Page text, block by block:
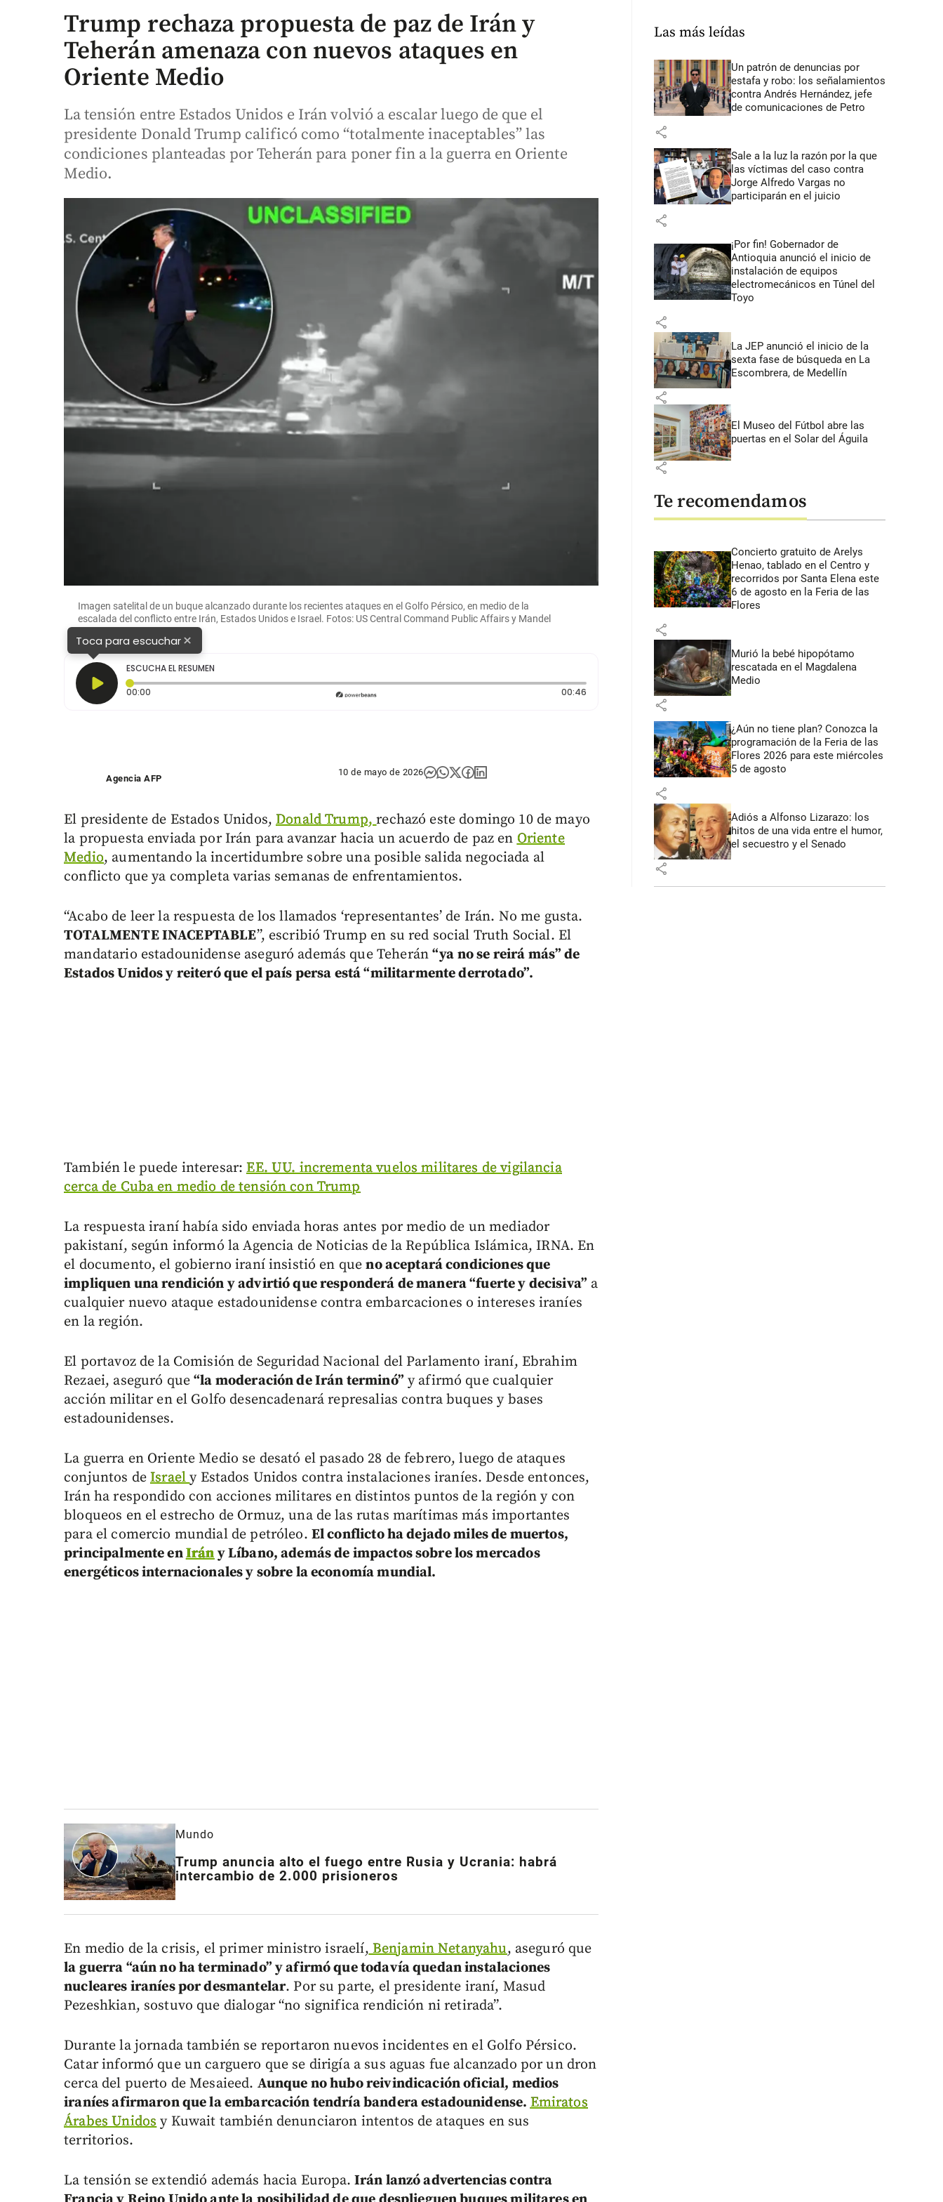
Trump rechaza propuesta de paz de Irán y
Teherán amenaza con nuevos ataques en
Oriente Medio
La tensión entre Estados Unidos e Irán volvió a escalar luego de que el
presidente Donald Trump calificó como “totalmente inaceptables” las
condiciones planteadas por Teherán para poner fin a la guerra en Oriente
Medio.
Imagen satelital de un buque alcanzado durante los recientes ataques en el Golfo Pérsico, en medio de la
escalada del conflicto entre Irán, Estados Unidos e Israel. Fotos: US Central Command Public Affairs y Mandel
Toca para escuchar×
ESCUCHA EL RESUMEN
00:00
00:46Duración: 46 segundos
Agencia AFP
10 de mayo de 2026
El presidente de Estados Unidos,Donald Trump,rechazó este domingo 10 de mayo
la propuesta enviada por Irán para avanzar hacia un acuerdo de paz enOriente
Medio, aumentando la incertidumbre sobre una posible salida negociada al
conflicto que ya completa varias semanas de enfrentamientos.
“Acabo de leer la respuesta de los llamados ‘representantes’ de Irán. No me gusta.
TOTALMENTE INACEPTABLE”, escribió Trump en su red social Truth Social. El
mandatario estadounidense aseguró además que Teherán“ya no se reirá más” de
Estados Unidos y reiteró que el país persa está “militarmente derrotado”.
También le puede interesar:EE. UU. incrementa vuelos militares de vigilancia
cerca de Cuba en medio de tensión con Trump
La respuesta iraní había sido enviada horas antes por medio de un mediador
pakistaní, según informó la Agencia de Noticias de la República Islámica, IRNA. En
el documento, el gobierno iraní insistió en queno aceptará condiciones que
impliquen una rendición y advirtió que responderá de manera “fuerte y decisiva” a
cualquier nuevo ataque estadounidense contra embarcaciones o intereses iraníes
en la región.
El portavoz de la Comisión de Seguridad Nacional del Parlamento iraní, Ebrahim
Rezaei, aseguró que“la moderación de Irán terminó” y afirmó que cualquier
acción militar en el Golfo desencadenará represalias contra buques y bases
estadounidenses.
La guerra en Oriente Medio se desató el pasado 28 de febrero, luego de ataques
conjuntos deIsraely Estados Unidos contra instalaciones iraníes. Desde entonces,
Irán ha respondido con acciones militares en distintos puntos de la región y con
bloqueos en el estrecho de Ormuz, una de las rutas marítimas más importantes
para el comercio mundial de petróleo. El conflicto ha dejado miles de muertos,
principalmente enIrány Líbano, además de impactos sobre los mercados
energéticos internacionales y sobre la economía mundial.
Mundo
Trump anuncia alto el fuego entre Rusia y Ucrania: habrá
intercambio de 2.000 prisioneros
En medio de la crisis, el primer ministro israelí,Benjamin Netanyahu, aseguró que
la guerra “aún no ha terminado” y afirmó que todavía quedan instalaciones
nucleares iraníes por desmantelar. Por su parte, el presidente iraní, Masud
Pezeshkian, sostuvo que dialogar “no significa rendición ni retirada”.
Durante la jornada también se reportaron nuevos incidentes en el Golfo Pérsico.
Catar informó que un carguero que se dirigía a sus aguas fue alcanzado por un dron
cerca del puerto de Mesaieed. Aunque no hubo reivindicación oficial, medios
iraníes afirmaron que la embarcación tendría bandera estadounidense.Emiratos
Árabes Unidosy Kuwait también denunciaron intentos de ataques en sus
territorios.
La tensión se extendió además hacia Europa. Irán lanzó advertencias contra
Las más leídas
Un patrón de denuncias por
estafa y robo: los señalamientos
contra Andrés Hernández, jefe
de comunicaciones de Petro
share
Sale a la luz la razón por la que
las víctimas del caso contra
Jorge Alfredo Vargas no
participarán en el juicio
share
¡Por fin! Gobernador de
Antioquia anunció el inicio de
instalación de equipos
electromecánicos en Túnel del
Toyo
share
La JEP anunció el inicio de la
sexta fase de búsqueda en La
Escombrera, de Medellín
share
El Museo del Fútbol abre las
puertas en el Solar del Águila
share
Te recomendamos
Concierto gratuito de Arelys
Henao, tablado en el Centro y
recorridos por Santa Elena este
6 de agosto en la Feria de las
Flores
share
Murió la bebé hipopótamo
rescatada en el Magdalena
Medio
share
¿Aún no tiene plan? Conozca la
programación de la Feria de las
Flores 2026 para este miércoles
5 de agosto
share
Adiós a Alfonso Lizarazo: los
hitos de una vida entre el humor,
el secuestro y el Senado
share